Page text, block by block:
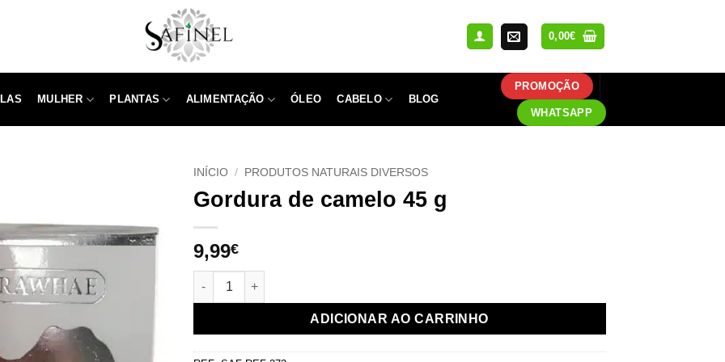
0,00€
MULHER PLANTAS ALIMENTAÇÃO ÓLEO CABELO BLOG
PROMOÇÃO
WHATSAPP
INÍCIO / PRODUTOS NATURAIS DIVERSOS
Gordura de camelo 45 g
9,99€
Quantidade de Graisse de chameau 45g
ADICIONAR AO CARRINHO